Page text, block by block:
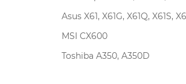
Asus X61, X61G, X61Q, X61S,
MSI CX600
Toshiba A350, A350D